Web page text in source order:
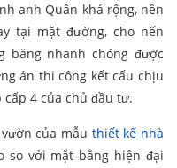
anh Quân khá rộng, nền
tại mặt đường, cho nến
băng nhanh chóng được
án thi công kết cấu chịu
4 của chủ đầu tư.
của mẫu thiết kế nhà
so với mặt bằng hiện đại